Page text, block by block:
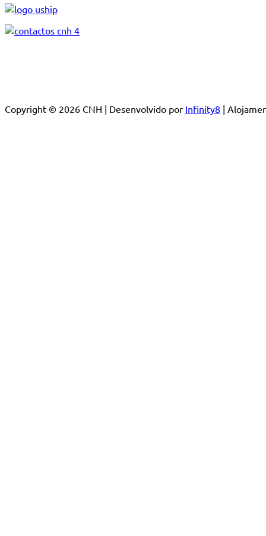
Copyright © 2026 CNH | Desenvolvido por Infinity8 |